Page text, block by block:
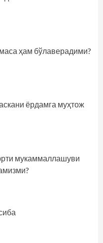
ҳам бўлаверадими?
ёрдамга муҳтож
мукаммаллашуви